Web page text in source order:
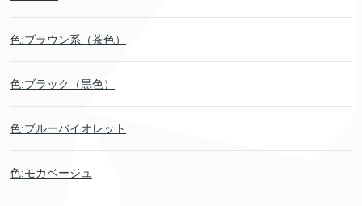
色:ブラウン系（茶色）
色:ブラック（黒色）
色:ブルーバイオレット
色:モカベージュ